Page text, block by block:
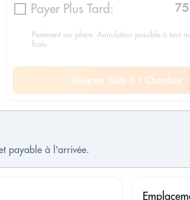
Payer Plus Tard:
Paiement sur place. Annulation possible à tout
frais.
Réserver Suite à 1 Chambre
payable à l'arrivée.